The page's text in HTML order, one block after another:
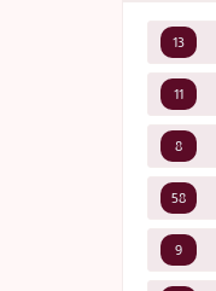
13
11
8
58
9